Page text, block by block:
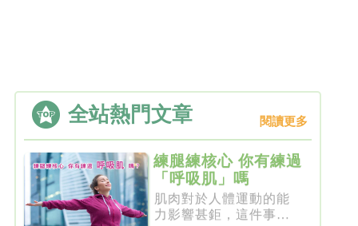
全站熱門文章 閱讀更多
練腿練核心 你有練過
「呼吸肌」嗎
肌肉對於人體運動的能
力影響甚鉅，這件事一